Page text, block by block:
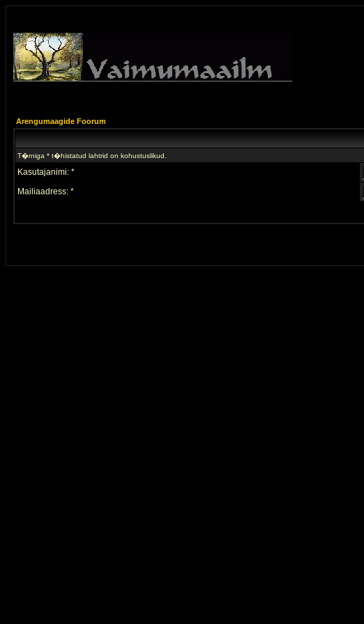
Arengumaagide Foorum
T�rniga * t�histatud lahtrid on kohustuslikud.
Kasutajanimi: *
Mailiaadress: *